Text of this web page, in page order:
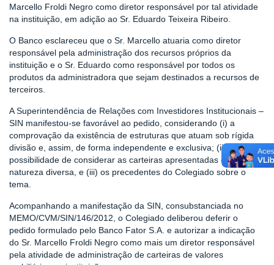
Marcello Froldi Negro como diretor responsável por tal atividade
na instituição, em adição ao Sr. Eduardo Teixeira Ribeiro.
O Banco esclareceu que o Sr. Marcello atuaria como diretor
responsável pela administração dos recursos próprios da
instituição e o Sr. Eduardo como responsável por todos os
produtos da administradora que sejam destinados a recursos de
terceiros.
A Superintendência de Relações com Investidores Institucionais –
SIN manifestou-se favorável ao pedido, considerando (i) a
comprovação da existência de estruturas que atuam sob rígida
divisão e, assim, de forma independente e exclusiva; (ii) a
possibilidade de considerar as carteiras apresentadas como de
natureza diversa, e (iii) os precedentes do Colegiado sobre o
tema.
Acompanhando a manifestação da SIN, consubstanciada no
MEMO/CVM/SIN/146/2012, o Colegiado deliberou deferir o
pedido formulado pelo Banco Fator S.A. e autorizar a indicação
do Sr. Marcello Froldi Negro como mais um diretor responsável
pela atividade de administração de carteiras de valores